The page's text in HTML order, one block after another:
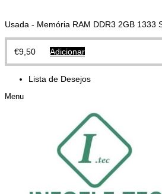
Usada - Memória RAM DDR3 2GB 1333
€9,50 Adicionar
Lista de Desejos
Menu